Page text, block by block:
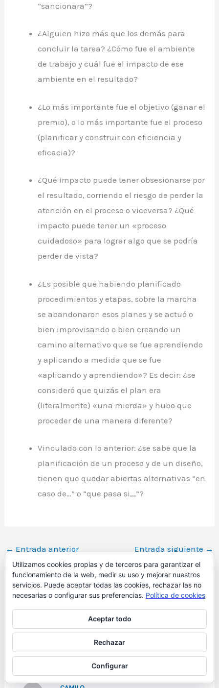
“sancionara”?
¿Alguien hizo más que los demás para
concluir la tarea? ¿Cómo fue el ambiente
de trabajo y cuál fue el impacto de ese
ambiente en el resultado?
¿Lo más importante fue el objetivo (ganar el
premio), o lo más importante fue el proceso
(planificar y construir con eficiencia y
eficacia)?
¿Qué impacto puede tener obsesionarse por
el resultado, corriendo el riesgo de perder la
atención en el proceso o viceversa? ¿Qué
impacto puede tener un «proceso
cuidadoso» para lograr algo que se podría
perder de vista?
¿Es posible que habiendo planificado
procedimientos y etapas, sobre la marcha
se abandonaron esos planes y se actuó o
bien improvisando o bien creando un
camino alternativo que se fue aprendiendo
y aplicando a medida que se fue
«aplicando y aprendiendo»? Es decir: ¿se
consideró que quizás el plan era
(literalmente) «una mierda» y hubo que
proceder de una manera diferente?
Vinculado con lo anterior: ¿se sabe que la
planificación de un proceso y de un diseño,
tienen que quedar abiertas alternativas “en
caso de…” o “que pasa si,,,”?
← Entrada anterior Entrada siguiente →
1 comentario en “A Jugar, Gracias a Dios
es Viernes (14-XI-08)”
Utilizamos cookies propias y de terceros para garantizar el
funcionamiento de la web, medir su uso y mejorar nuestros
servicios. Puede aceptar todas las cookies, rechazar las no
necesarias o configurar sus preferencias. Política de cookies
Aceptar todo
Rechazar
Configurar